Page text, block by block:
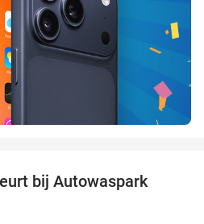
bij Autowaspark